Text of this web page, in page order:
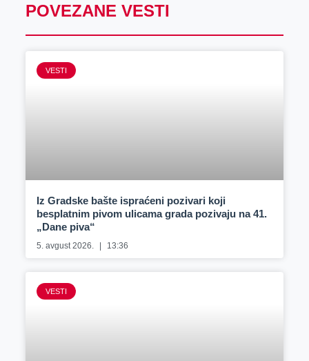
POVEZANE VESTI
VESTI
Iz Gradske bašte ispraćeni pozivari koji
besplatnim pivom ulicama grada pozivaju na 41.
„Dane piva“
5. avgust 2026. 13:36
VESTI